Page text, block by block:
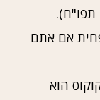
אם אתם
הוא